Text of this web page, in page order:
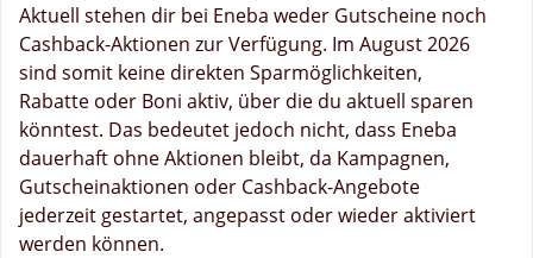
Aktuell stehen dir bei Eneba weder Gutscheine noch
Cashback-Aktionen zur Verfügung. Im August 2026
sind somit keine direkten Sparmöglichkeiten,
Rabatte oder Boni aktiv, über die du aktuell sparen
könntest. Das bedeutet jedoch nicht, dass Eneba
dauerhaft ohne Aktionen bleibt, da Kampagnen,
Gutscheinaktionen oder Cashback-Angebote
jederzeit gestartet, angepasst oder wieder aktiviert
werden können.